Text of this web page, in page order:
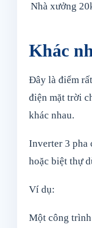
Nhà xưởng
Khác
Đây là điểm
điện mặt trời
khác nhau.
Inverter 3 pha
hoặc biệt thự
Ví dụ:
Một công trình